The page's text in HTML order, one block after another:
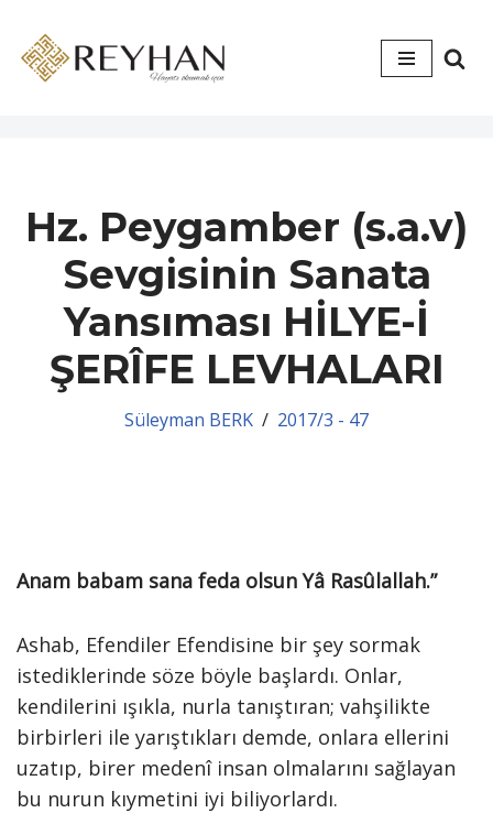
İçeriğe
Hz. Peygamber (s.a.v)
Sevgisinin Sanata
Yansıması HİLYE-İ
ŞERÎFE LEVHALARI
Süleyman BERK 2017/3 - 47
Anam babam sana feda olsun Yâ Rasûlallah.”
Ashab, Efendiler Efendisine bir şey sormak
istediklerinde söze böyle başlardı. Onlar,
kendilerini ışıkla, nurla tanıştıran; vahşilikte
birbirleri ile yarıştıkları demde, onlara ellerini
uzatıp, birer medenî insan olmalarını sağlayan
bu nurun kıymetini iyi biliyorlardı.